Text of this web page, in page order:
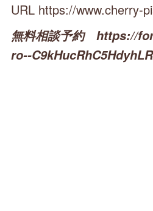
URL https://www.cherry-
無料相談予約 https://
ro--